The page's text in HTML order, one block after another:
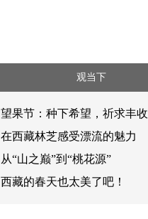
观当下
望果节：种下希望，祈求丰收
在西藏林芝感受漂流的魅力
从“山之巅”到“桃花源”
西藏的春天也太美了吧！